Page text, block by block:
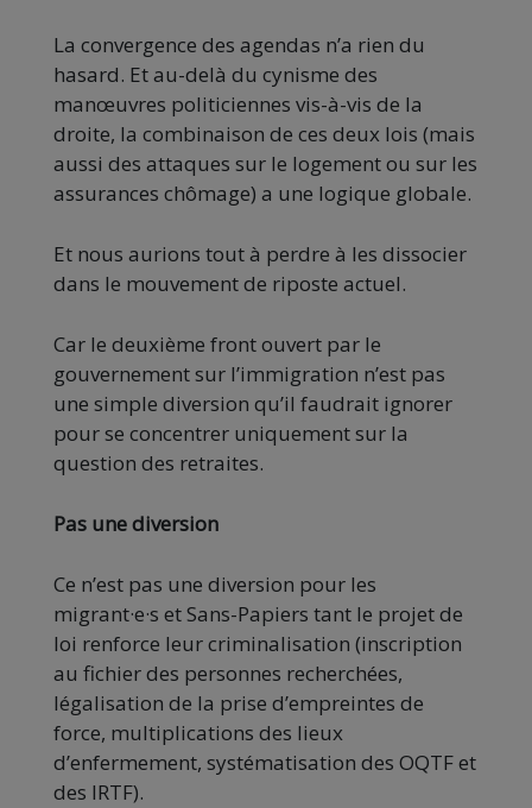
La convergence des agendas n’a rien du
hasard. Et au-delà du cynisme des
manœuvres politiciennes vis-à-vis de la
droite, la combinaison de ces deux lois (mais
aussi des attaques sur le logement ou sur les
assurances chômage) a une logique globale.
Et nous aurions tout à perdre à les dissocier
dans le mouvement de riposte actuel.
Car le deuxième front ouvert par le
gouvernement sur l’immigration n’est pas
une simple diversion qu’il faudrait ignorer
pour se concentrer uniquement sur la
question des retraites.
Pas une diversion
Ce n’est pas une diversion pour les
migrant·e·s et Sans-Papiers tant le projet de
loi renforce leur criminalisation (inscription
au fichier des personnes recherchées,
légalisation de la prise d’empreintes de
force, multiplications des lieux
d’enfermement, systématisation des OQTF et
des IRTF).